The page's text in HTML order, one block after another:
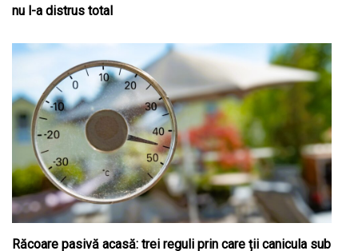
nu l-a distrus total
Răcoare pasivă acasă: trei reguli prin care ții canicula sub